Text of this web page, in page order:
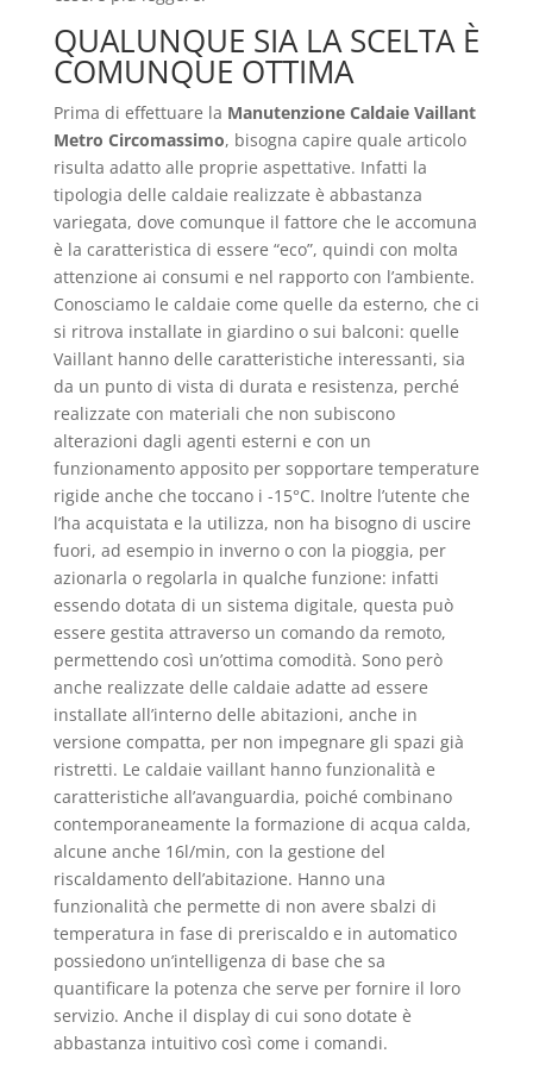
QUALUNQUE SIA LA SCELTA È
COMUNQUE OTTIMA
Prima di effettuare la Manutenzione Caldaie Vaillant
Metro Circomassimo, bisogna capire quale articolo
risulta adatto alle proprie aspettative. Infatti la
tipologia delle caldaie realizzate è abbastanza
variegata, dove comunque il fattore che le accomuna
è la caratteristica di essere “eco”, quindi con molta
attenzione ai consumi e nel rapporto con l’ambiente.
Conosciamo le caldaie come quelle da esterno, che ci
si ritrova installate in giardino o sui balconi: quelle
Vaillant hanno delle caratteristiche interessanti, sia
da un punto di vista di durata e resistenza, perché
realizzate con materiali che non subiscono
alterazioni dagli agenti esterni e con un
funzionamento apposito per sopportare temperature
rigide anche che toccano i -15°C. Inoltre l’utente che
l’ha acquistata e la utilizza, non ha bisogno di uscire
fuori, ad esempio in inverno o con la pioggia, per
azionarla o regolarla in qualche funzione: infatti
essendo dotata di un sistema digitale, questa può
essere gestita attraverso un comando da remoto,
permettendo così un’ottima comodità. Sono però
anche realizzate delle caldaie adatte ad essere
installate all’interno delle abitazioni, anche in
versione compatta, per non impegnare gli spazi già
ristretti. Le caldaie vaillant hanno funzionalità e
caratteristiche all’avanguardia, poiché combinano
contemporaneamente la formazione di acqua calda,
alcune anche 16l/min, con la gestione del
riscaldamento dell’abitazione. Hanno una
funzionalità che permette di non avere sbalzi di
temperatura in fase di preriscaldo e in automatico
possiedono un’intelligenza di base che sa
quantificare la potenza che serve per fornire il loro
servizio. Anche il display di cui sono dotate è
abbastanza intuitivo così come i comandi.